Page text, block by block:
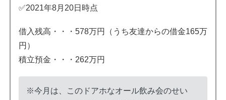
✅2021年8月20日時点
借入残高・・・578万円（うち友達からの借金165万
円）
積立預金・・・262万円
※今月は、このドアホなオール飲み会のせい